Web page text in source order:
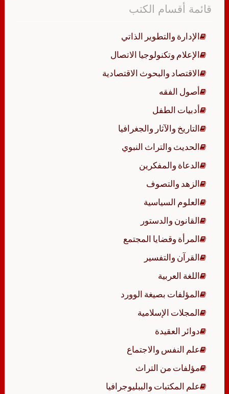
قائمة أقسام الكتب
الإدارة والتطوير الذاتي
الإعلام وتكنولوجيا الاتصال
الاقتصاد والبحوث الاقتصادية
أصول الفقه
أدبيات الطفل
التاريخ والآثار والجغرافيا
الحديث والتراث النبوي
الدعاة والمفكرين
الزهد والتصوف
العلوم السياسية
القانون والدستور
المرأة وقضايا المجتمع
القرآن والتفسير
اللغة العربية
المؤلفات بصيغة الوورد
المجلات الإسلامية
دوائر العقيدة
علم النفس والاجتماع
مؤلفات من التراث
علم المكتبات والببليوجرافيا